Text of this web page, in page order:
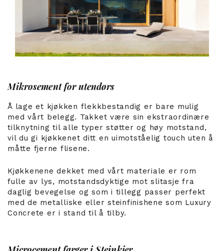
Mikrosement for utendørs
Å lage et kjøkken flekkbestandig er bare mulig
med vårt belegg. Takket være sin ekstraordinære
tilknytning til alle typer støtter og høy motstand,
vil du gi kjøkkenet ditt en uimotståelig touch uten å
måtte fjerne flisene.
Kjøkkenene dekket med vårt materiale er rom
fulle av lys, motstandsdyktige mot slitasje fra
daglig bevegelse og som i tillegg passer perfekt
med de metalliske eller steinfinishene som Luxury
Concrete er i stand til å tilby.